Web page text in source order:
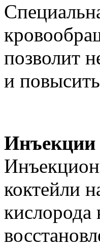
позволит
и
Инъекции
коктейли
кислорода